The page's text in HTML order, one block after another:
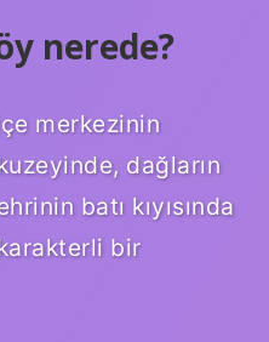
nerede?
merkezinin
dağların
batı kıyısında
bir